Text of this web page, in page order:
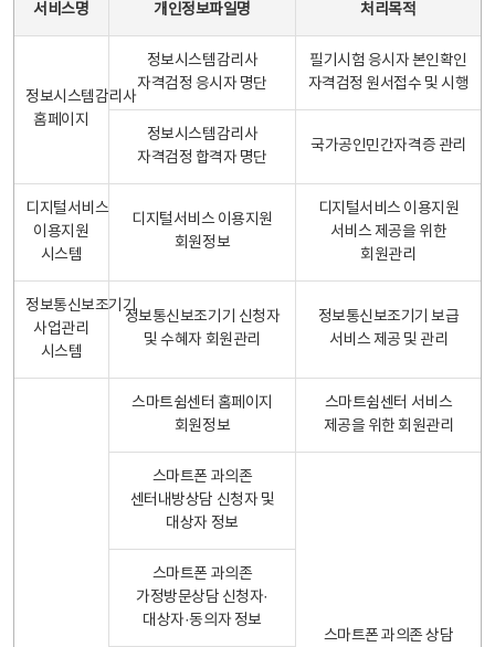
서비스명 개인정보파일명 처리목적
정보시스템감리사
홈페이지
정보시스템감리사
자격검정 응시자 명단
필기시험 응시자 본인확인
자격검정 원서접수 및 시행
정보시스템감리사
자격검정 합격자 명단
국가공인민간자격증 관리
디지털서비스
이용지원
시스템
디지털서비스 이용지원
회원정보
디지털서비스 이용지원
서비스 제공을 위한
회원관리
정보통신보조기기
사업관리
시스템
정보통신보조기기 신청자
및 수혜자 회원관리
정보통신보조기기 보급
서비스 제공 및 관리
스마트쉼센터 홈페이지
회원정보
스마트쉼센터 서비스
제공을 위한 회원관리
스마트폰 과의존
센터내방상담 신청자 및
대상자 정보
스마트폰 과의존 상담
스마트폰 과의존
가정방문상담 신청자·
대상자·동의자 정보